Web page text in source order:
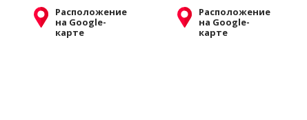
Расположение
на Google-
карте
Расположение
на Google-
карте